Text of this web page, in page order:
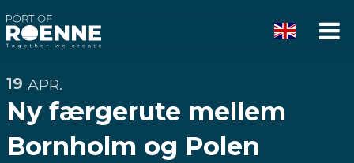
Rønne
Vis
Ny færgerute mellem
Bornholm og Polen
19 APR.